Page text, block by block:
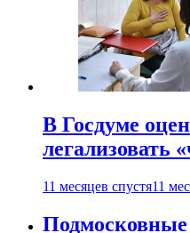
В Госдуме
легализовать
11 месяцев спустя11
Подмосковные